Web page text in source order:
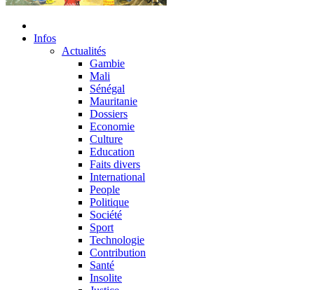
Infos
Actualités
Gambie
Mali
Sénégal
Mauritanie
Dossiers
Economie
Culture
Education
Faits divers
International
People
Politique
Société
Sport
Technologie
Contribution
Santé
Insolite